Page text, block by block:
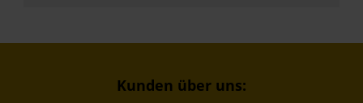
Kunden über uns: